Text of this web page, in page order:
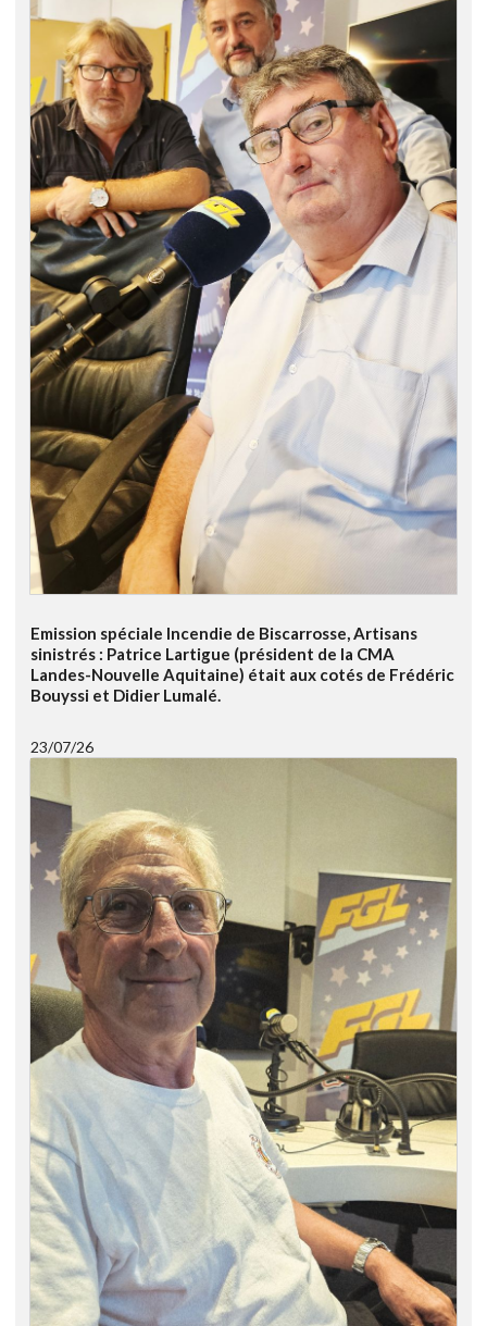
Emission spéciale Incendie de Biscarrosse, Artisans
sinistrés : Patrice Lartigue (président de la CMA
Landes-Nouvelle Aquitaine) était aux cotés de Frédéric
Bouyssi et Didier Lumalé.
23/07/26